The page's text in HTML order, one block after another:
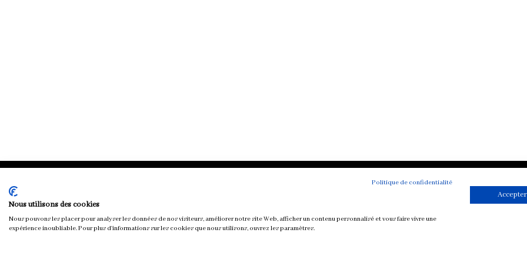
Toutes mes
Politique de confidentialité
Nous utilisons des cookies
Nous pouvons les placer pour analyser les données de nos visiteurs, améliorer notre site Web, afficher un contenu personnalisé et vous faire vivre une
expérience inoubliable. Pour plus d'informations sur les cookies que nous utilisons, ouvrez les paramètres.